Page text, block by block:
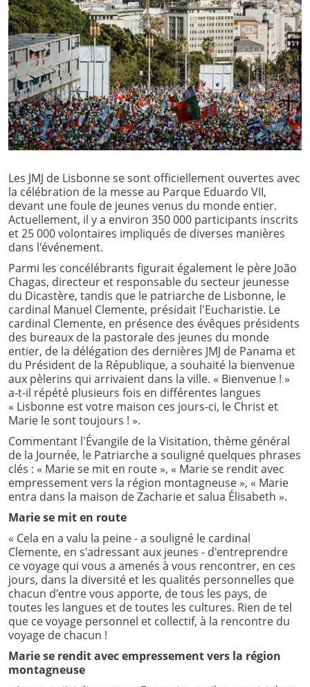
Les JMJ de Lisbonne se sont officiellement ouvertes avec
la célébration de la messe au Parque Eduardo VII,
devant une foule de jeunes venus du monde entier.
Actuellement, il y a environ 350 000 participants inscrits
et 25 000 volontaires impliqués de diverses manières
dans l'événement.
Parmi les concélébrants figurait également le père João
Chagas, directeur et responsable du secteur jeunesse
du Dicastère, tandis que le patriarche de Lisbonne, le
cardinal Manuel Clemente, présidait l'Eucharistie. Le
cardinal Clemente, en présence des évêques présidents
des bureaux de la pastorale des jeunes du monde
entier, de la délégation des dernières JMJ de Panama et
du Président de la République, a souhaité la bienvenue
aux pèlerins qui arrivaient dans la ville. « Bienvenue ! »
a-t-il répété plusieurs fois en différentes langues
« Lisbonne est votre maison ces jours-ci, le Christ et
Marie le sont toujours ! ».
Commentant l'Évangile de la Visitation, thème général
de la Journée, le Patriarche a souligné quelques phrases
clés : « Marie se mit en route », « Marie se rendit avec
empressement vers la région montagneuse », « Marie
entra dans la maison de Zacharie et salua Élisabeth ».
Marie se mit en route
« Cela en a valu la peine - a souligné le cardinal
Clemente, en s'adressant aux jeunes - d'entreprendre
ce voyage qui vous a amenés à vous rencontrer, en ces
jours, dans la diversité et les qualités personnelles que
chacun d'entre vous apporte, de tous les pays, de
toutes les langues et de toutes les cultures. Rien de tel
que ce voyage personnel et collectif, à la rencontre du
voyage de chacun !
Marie se rendit avec empressement vers la région
montagneuse